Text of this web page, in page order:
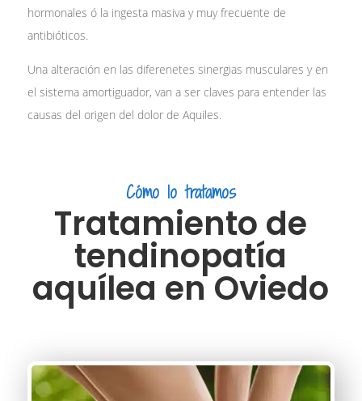
hormonales ó la ingesta masiva y muy frecuente de
antibióticos.
Una alteración en las diferenetes sinergias musculares y en
el sistema amortiguador, van a ser claves para entender las
causas del origen del dolor de Aquiles.
Cómo lo tratamos
Tratamiento de
tendinopatía
aquílea en Oviedo